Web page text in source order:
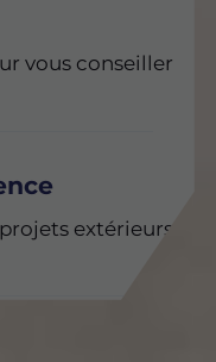
vous conseiller
extérieurs